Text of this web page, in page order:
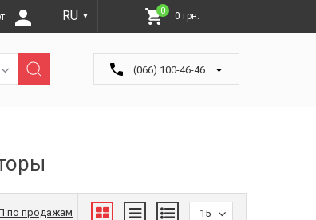
RU ▼
0 0 грн.
(066) 100-46-46
по продажам 15